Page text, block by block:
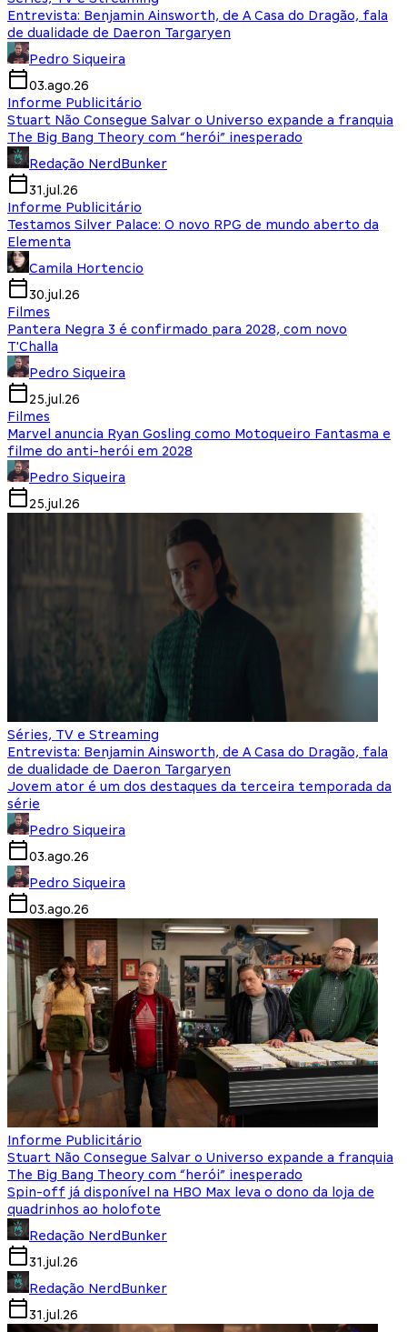
Entrevista: Benjamin Ainsworth, de A Casa do Dragão, fala
de dualidade de Daeron Targaryen
Pedro Siqueira
03.ago.26
Informe Publicitário
Stuart Não Consegue Salvar o Universo expande a franquia
The Big Bang Theory com “herói” inesperado
Redação NerdBunker
31.jul.26
Informe Publicitário
Testamos Silver Palace: O novo RPG de mundo aberto da
Elementa
Camila Hortencio
30.jul.26
Filmes
Pantera Negra 3 é confirmado para 2028, com novo
T'Challa
Pedro Siqueira
25.jul.26
Filmes
Marvel anuncia Ryan Gosling como Motoqueiro Fantasma e
filme do anti-herói em 2028
Pedro Siqueira
25.jul.26
Séries, TV e Streaming
Entrevista: Benjamin Ainsworth, de A Casa do Dragão, fala
de dualidade de Daeron Targaryen
Jovem ator é um dos destaques da terceira temporada da
série
Pedro Siqueira
03.ago.26
Pedro Siqueira
03.ago.26
Informe Publicitário
Stuart Não Consegue Salvar o Universo expande a franquia
The Big Bang Theory com “herói” inesperado
Spin-off já disponível na HBO Max leva o dono da loja de
quadrinhos ao holofote
Redação NerdBunker
31.jul.26
Redação NerdBunker
31.jul.26